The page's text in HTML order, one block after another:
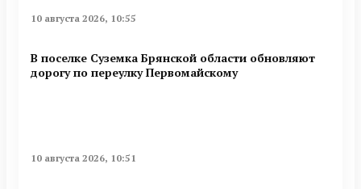
10 августа 2026, 10:55
В поселке Суземка Брянской области обновляют
дорогу по переулку Первомайскому
10 августа 2026, 10:51